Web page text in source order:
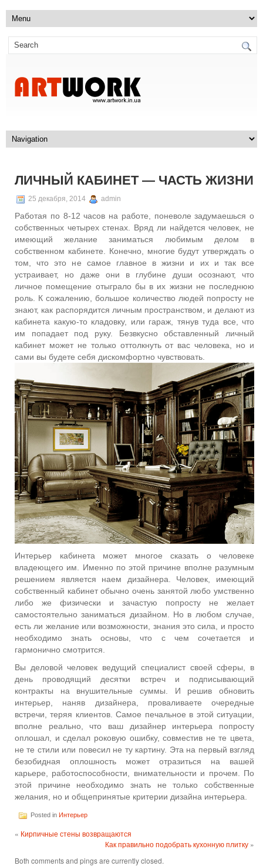
ЛИЧНЫЙ КАБИНЕТ — ЧАСТЬ ЖИЗНИ
25 декабря, 2014 admin
Работая по 8-12 часов на работе, поневоле задумаешься о
собственных четырех стенах. Вряд ли найдется человек, не
имеющий желание заниматься любимым делом в
собственном кабинете. Конечно, многие будут утверждать о
том, что это не самое главное в жизни и их и так все
устраивает, но даже они в глубине души осознают, что
личное помещение отыграло бы в их жизни не последнюю
роль. К сожалению, большое количество людей попросту не
знают, как распорядится личным пространством, и делают из
кабинета какую-то кладовку, или гараж, тянув туда все, что
им попадает под руку. Безвкусно обставленный личный
кабинет может не только оттолкнуть от вас человека, но и
сами вы будете себя дискомфортно чувствовать.
Интерьер кабинета может многое сказать о человеке
владеющего им. Именно по этой причине вполне разумным
решением является наем дизайнера. Человек, имеющий
собственный кабинет обычно очень занятой любо умственно
либо же физически и зачастую попросту не желает
самостоятельно заниматься дизайном. Но в любом случае,
есть ли желание или возможности, знания это сила, и просто
необходимо знать основы, что с чем сочетается и
гармонично смотрится.
Вы деловой человек ведущий специалист своей сферы, в
день проводящий десятки встреч и подписывающий
контракты на внушительные суммы. И решив обновить
интерьер, наняв дизайнера, проваливаете очередные
встречи, теряя клиентов. Самое печальное в этой ситуации,
вполне реально, что ваш дизайнер интерьера попросту
оплошал, и сделал роковую ошибку, совместив не те цвета,
не те стили или повесил не ту картину. Эта на первый взгляд
безобидная оплошность может отразиться на вашей
карьере, работоспособности, внимательности и прочем. По
этой причине необходимо знать не только собственные
желания, но и общепринятые критерии дизайна интерьера.
Posted in Интерьер
« Кирпичные стены возвращаются
Как правильно подобрать кухонную плитку »
Both comments and pings are currently closed.